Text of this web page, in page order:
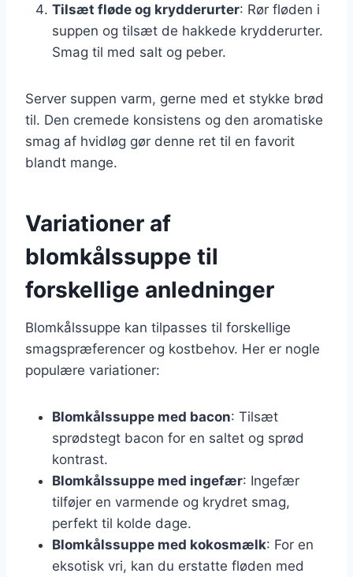
Tilsæt fløde og krydderurter: Rør fløden i
suppen og tilsæt de hakkede krydderurter.
Smag til med salt og peber.
Server suppen varm, gerne med et stykke brød
til. Den cremede konsistens og den aromatiske
smag af hvidløg gør denne ret til en favorit
blandt mange.
Variationer af
blomkålssuppe til
forskellige anledninger
Blomkålssuppe kan tilpasses til forskellige
smagspræferencer og kostbehov. Her er nogle
populære variationer:
Blomkålssuppe med bacon: Tilsæt
sprødstegt bacon for en saltet og sprød
kontrast.
Blomkålssuppe med ingefær: Ingefær
tilføjer en varmende og krydret smag,
perfekt til kolde dage.
Blomkålssuppe med kokosmælk: For en
eksotisk vri, kan du erstatte fløden med